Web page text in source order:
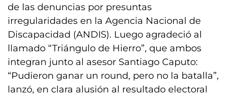
de las denuncias por presuntas
irregularidades en la Agencia Nacional de
Discapacidad (ANDIS). Luego agradeció al
llamado “Triángulo de Hierro”, que ambos
integran junto al asesor Santiago Caputo:
“Pudieron ganar un round, pero no la batalla”,
lanzó, en clara alusión al resultado electoral